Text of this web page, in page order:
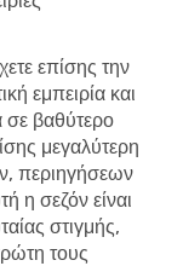
επίσης την
εμπειρία και
σε βαθύτερο
μεγαλύτερη
περιηγήσεων
η σεζόν είναι
στιγμής,
τους